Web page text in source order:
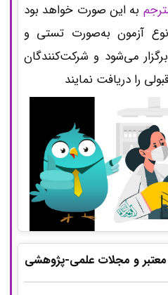
به این صورت خواهد بود
آزمون به‌صورت تستی و
می‌شود و شرکت‌کنندگان
را دریافت نمایند
معتبر و مجلات علمی-پژوهشی